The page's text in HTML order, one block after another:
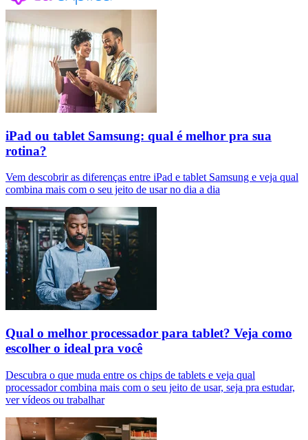
iPad ou tablet Samsung: qual é melhor pra sua
rotina?
Vem descobrir as diferenças entre iPad e tablet Samsung e veja qual
combina mais com o seu jeito de usar no dia a dia
Qual o melhor processador para tablet? Veja como
escolher o ideal pra você
Descubra o que muda entre os chips de tablets e veja qual
processador combina mais com o seu jeito de usar, seja pra estudar,
ver vídeos ou trabalhar